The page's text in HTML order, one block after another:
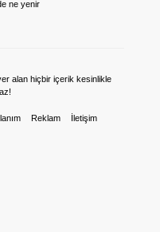
ne yenir
alan hiçbir içerik kesinlikle
Reklam İletişim